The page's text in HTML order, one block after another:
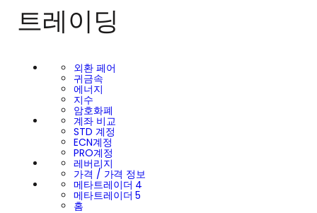
트레이딩
외환 페어
귀금속
에너지
지수
암호화폐
계좌 비교
STD 계정
ECN계정
PRO계정
레버리지
가격 / 가격 정보
메타트레이더 4
메타트레이더 5
홈